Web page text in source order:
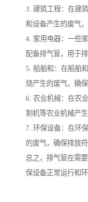
3. 建筑工程：在建
和设备产生的废气
4. 家用电器：一些
配备排气管，用于
5. 船舶和：在船舶
烧产生的废气，确保
6. 农业机械：在农
割机等农业机械产生
7. 环保设备：在环
的废气，确保排放符
总之，排气管在需
保设备正常运行和环